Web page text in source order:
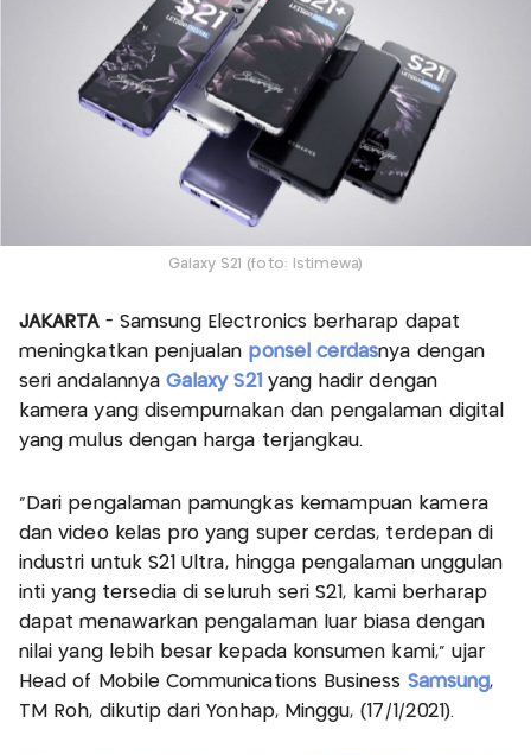
Galaxy S21 (foto: Istimewa)
JAKARTA- Samsung Electronics berharap dapat
meningkatkan penjualan ponsel cerdasnya dengan
seri andalannyaGalaxy S21 yang hadir dengan
kamera yang disempurnakan dan pengalaman digital
yang mulus dengan harga terjangkau.
"Dari pengalaman pamungkas kemampuan kamera
dan video kelas pro yang super cerdas, terdepan di
industri untuk S21 Ultra, hingga pengalaman unggulan
inti yang tersedia di seluruh seri S21, kami berharap
dapat menawarkan pengalaman luar biasa dengan
nilai yang lebih besar kepada konsumen kami," ujar
Head of Mobile Communications Business Samsung,
TM Roh, dikutip dari Yonhap, Minggu, (17/1/2021).